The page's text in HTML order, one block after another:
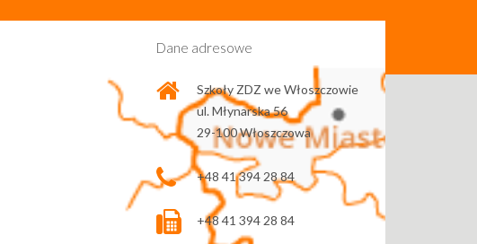
Dane adresowe
Szkoły ZDZ we Włoszczowie
ul. Młynarska 56
29-100 Włoszczowa
+48 41 394 28 84
+48 41 394 28 84